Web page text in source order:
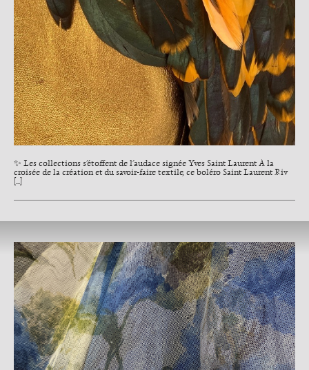
✨ Les collections s’étoffent de l’audace signée Yves Saint Laurent À la
croisée de la création et du savoir-faire textile, ce boléro Saint Laurent Riv
[...]